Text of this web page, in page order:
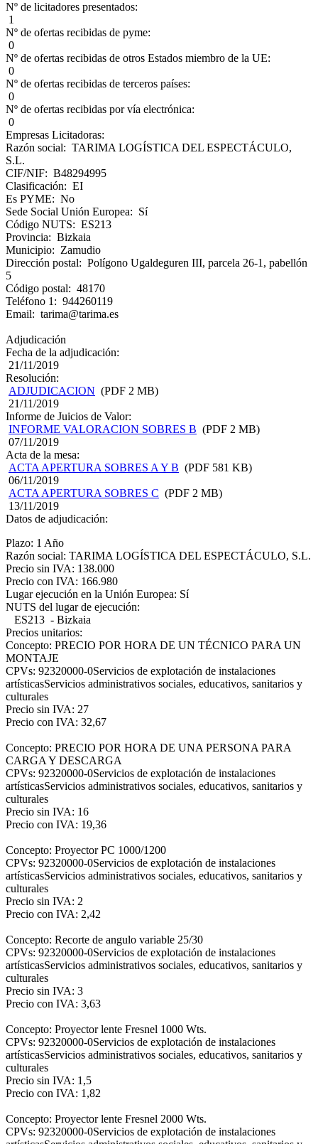
Nº de licitadores presentados:
1
Nº de ofertas recibidas de pyme:
0
Nº de ofertas recibidas de otros Estados miembro de la UE:
0
Nº de ofertas recibidas de terceros países:
0
Nº de ofertas recibidas por vía electrónica:
0
Empresas Licitadoras:
Razón social: TARIMA LOGÍSTICA DEL ESPECTÁCULO,
S.L.
CIF/NIF: B48294995
Clasificación: EI
Es PYME: No
Sede Social Unión Europea: Sí
Código NUTS: ES213
Provincia: Bizkaia
Municipio: Zamudio
Dirección postal: Polígono Ugaldeguren III, parcela 26-1, pabellón
5
Código postal: 48170
Teléfono 1: 944260119
Email: tarima@tarima.es
Adjudicación
Fecha de la adjudicación:
21/11/2019
Resolución:
ADJUDICACION (PDF 2 MB)
21/11/2019
Informe de Juicios de Valor:
INFORME VALORACION SOBRES B (PDF 2 MB)
07/11/2019
Acta de la mesa:
ACTA APERTURA SOBRES A Y B (PDF 581 KB)
06/11/2019
ACTA APERTURA SOBRES C (PDF 2 MB)
13/11/2019
Datos de adjudicación:
Plazo: 1 Año
Razón social: TARIMA LOGÍSTICA DEL ESPECTÁCULO, S.L.
Precio sin IVA: 138.000
Precio con IVA: 166.980
Lugar ejecución en la Unión Europea: Sí
NUTS del lugar de ejecución:
ES213 - Bizkaia
Precios unitarios:
Concepto: PRECIO POR HORA DE UN TÉCNICO PARA UN
MONTAJE
CPVs: 92320000-0Servicios de explotación de instalaciones
artísticasServicios administrativos sociales, educativos, sanitarios y
culturales
Precio sin IVA: 27
Precio con IVA: 32,67
Concepto: PRECIO POR HORA DE UNA PERSONA PARA
CARGA Y DESCARGA
CPVs: 92320000-0Servicios de explotación de instalaciones
artísticasServicios administrativos sociales, educativos, sanitarios y
culturales
Precio sin IVA: 16
Precio con IVA: 19,36
Concepto: Proyector PC 1000/1200
CPVs: 92320000-0Servicios de explotación de instalaciones
artísticasServicios administrativos sociales, educativos, sanitarios y
culturales
Precio sin IVA: 2
Precio con IVA: 2,42
Concepto: Recorte de angulo variable 25/30
CPVs: 92320000-0Servicios de explotación de instalaciones
artísticasServicios administrativos sociales, educativos, sanitarios y
culturales
Precio sin IVA: 3
Precio con IVA: 3,63
Concepto: Proyector lente Fresnel 1000 Wts.
CPVs: 92320000-0Servicios de explotación de instalaciones
artísticasServicios administrativos sociales, educativos, sanitarios y
culturales
Precio sin IVA: 1,5
Precio con IVA: 1,82
Concepto: Proyector lente Fresnel 2000 Wts.
CPVs: 92320000-0Servicios de explotación de instalaciones